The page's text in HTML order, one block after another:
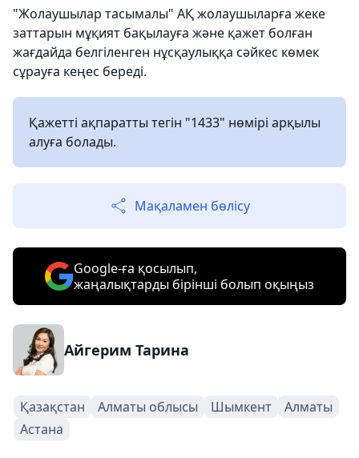
"Жолаушылар тасымалы" АҚ жолаушыларға жеке
заттарын мұқият бақылауға және қажет болған
жағдайда белгіленген нұсқаулыққа сәйкес көмек
сұрауға кеңес береді.
Қажетті ақпаратты тегін "1433" нөмірі арқылы
алуға болады.
Мақаламен бөлісу
Google-ға қосылып,
жаңалықтарды бірінші болып оқыңыз
Айгерим Тарина
Қазақстан Алматы облысы Шымкент
Алматы
Астана